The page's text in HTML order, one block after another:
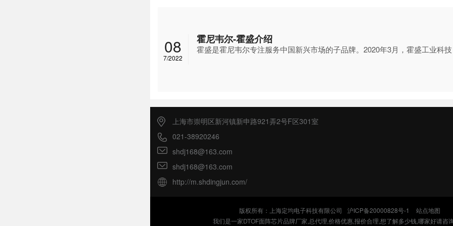
08
7/2022
霍尼韦尔-霍盛介绍
霍盛是霍尼韦尔专注服务中国新兴市场的子品牌。2020年3月，霍盛工业科技
上海市崇明区新河镇新申路921弄2号F区301室
021-38920246
shdj168@163.com
shdj168@163.com
http://m.shdingjun.com/
版权所有：上海定均电子科技有限公司 沪ICP备20000828号-1
站点地图
我们是一家DTOF面阵芯片品牌厂家,总代理,价格优惠,报价合理,想了解多少钱,哪家好请咨